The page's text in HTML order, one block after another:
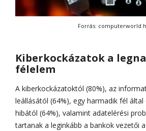
Forrás:
Kiberkockázatok a
félelem
A kiberkockázatoktól (80%), az
leállásától (64%), egy harmadik fél
hibától (64%), valamint adatelérési
tartanak a leginkább a bankok vezetői